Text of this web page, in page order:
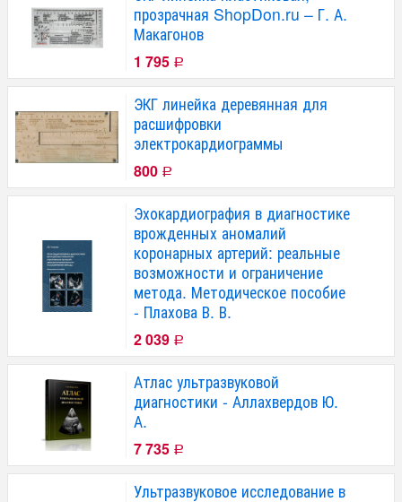
прозрачная ShopDon.ru – Г. А.
Макагонов
1 795 Р
ЭКГ линейка деревянная для
расшифровки
электрокардиограммы
800 Р
Эхокардиография в диагностике
врожденных аномалий
коронарных артерий: реальные
возможности и ограничение
метода. Методическое пособие
- Плахова В. В.
2 039 Р
Атлас ультразвуковой
диагностики - Аллахвердов Ю.
А.
7 735 Р
Ультразвуковое исследование в